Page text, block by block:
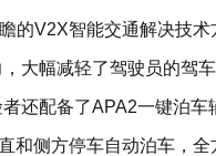
V2X智能交通解决技术
大幅减轻了驾驶员的驾
还配备了APA2一键泊
和侧方停车自动泊车，全